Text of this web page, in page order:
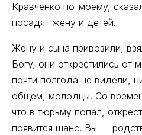
Кравченко по-моему,
посадят жену и детей.
Жену и сына привозили,
Богу, они открестились от
почти полгода не видели,
общем, молодцы. Со
что в тюрьму попал,
появится шанс. Вы —